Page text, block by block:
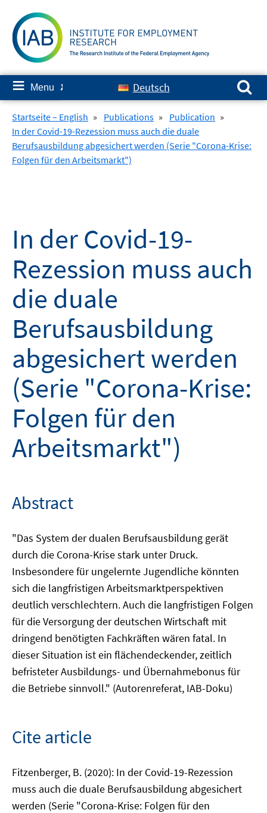
content
≡ Menu ✘ Deutsch
Search for:
Startseite – English » Publications » Publication »
In der Covid-19-Rezession muss auch die duale
Berufsausbildung abgesichert werden (Serie "Corona-Krise:
Folgen für den Arbeitsmarkt")
In der Covid-19-
Rezession muss auch
die duale
Berufsausbildung
abgesichert werden
(Serie "Corona-Krise:
Folgen für den
Arbeitsmarkt")
Abstract
"Das System der dualen Berufsausbildung gerät
durch die Corona-Krise stark unter Druck.
Insbesondere für ungelernte Jugendliche könnten
sich die langfristigen Arbeitsmarktperspektiven
deutlich verschlechtern. Auch die langfristigen Folgen
für die Versorgung der deutschen Wirtschaft mit
dringend benötigten Fachkräften wären fatal. In
dieser Situation ist ein flächendeckender, zeitlich
befristeter Ausbildungs- und Übernahmebonus für
die Betriebe sinnvoll." (Autorenreferat, IAB-Doku)
Cite article
Fitzenberger, B. (2020): In der Covid-19-Rezession
muss auch die duale Berufsausbildung abgesichert
werden (Serie "Corona-Krise: Folgen für den